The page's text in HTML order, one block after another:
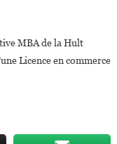
MBA de la Hult
Licence en commerce